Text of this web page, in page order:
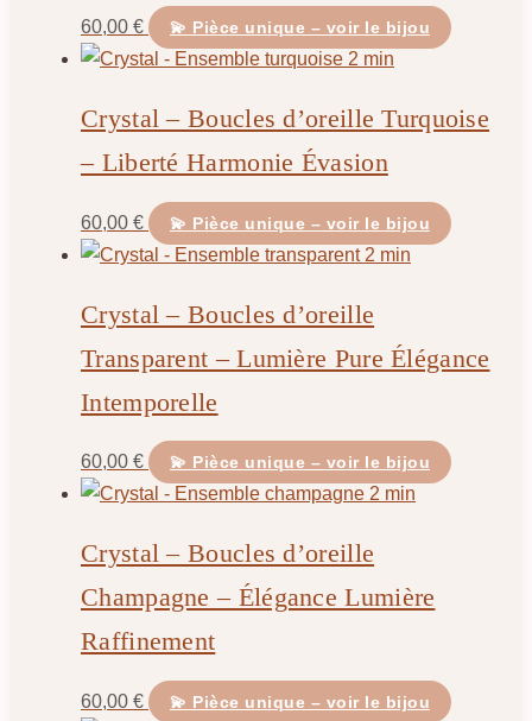
60,00 € 💫 Pièce unique – voir le bijou
Crystal – Boucles d’oreille Turquoise
– Liberté Harmonie Évasion
60,00 € 💫 Pièce unique – voir le bijou
Crystal – Boucles d’oreille
Transparent – Lumière Pure Élégance
Intemporelle
60,00 € 💫 Pièce unique – voir le bijou
Crystal – Boucles d’oreille
Champagne – Élégance Lumière
Raffinement
60,00 € 💫 Pièce unique – voir le bijou